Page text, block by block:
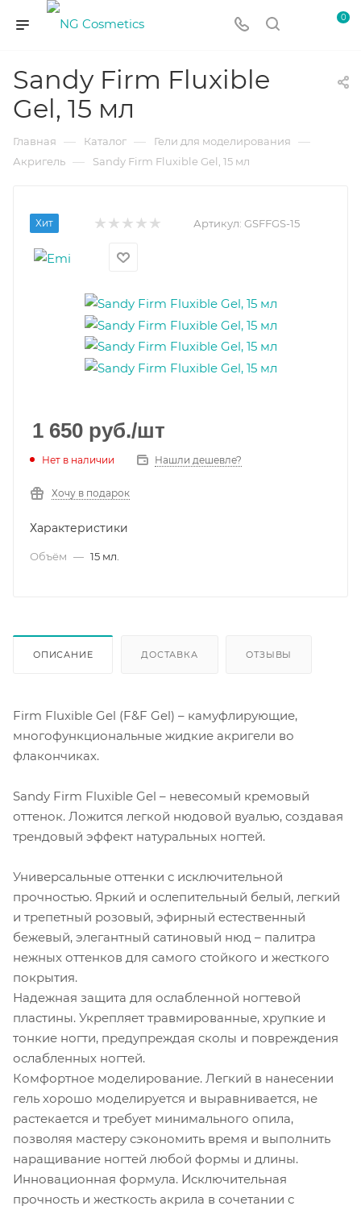
0
Sandy Firm Fluxible
Gel, 15 мл
Главная — Каталог — Гели для моделирования —
Акригель — Sandy Firm Fluxible Gel, 15 мл
Хит Артикул: GSFFGS-15
1 650 руб./шт
Нет в наличии Нашли дешевле?
Хочу в подарок
Характеристики
Объём — 15 мл.
ОПИСАНИЕ ДОСТАВКА ОТЗЫВЫ
Firm Fluxible Gel (F&F Gel) – камуфлирующие,
многофункциональные жидкие акригели во
флакончиках.
Sandy Firm Fluxible Gel – невесомый кремовый
оттенок. Ложится легкой нюдовой вуалью, создавая
трендовый эффект натуральных ногтей.
Универсальные оттенки с исключительной
прочностью. Яркий и ослепительный белый, легкий
и трепетный розовый, эфирный естественный
бежевый, элегантный сатиновый нюд – палитра
нежных оттенков для самого стойкого и жесткого
покрытия.
Надежная защита для ослабленной ногтевой
пластины. Укрепляет травмированные, хрупкие и
тонкие ногти, предупреждая сколы и повреждения
ослабленных ногтей.
Комфортное моделирование. Легкий в нанесении
гель хорошо моделируется и выравнивается, не
растекается и требует минимального опила,
позволяя мастеру сэкономить время и выполнить
наращивание ногтей любой формы и длины.
Инновационная формула. Исключительная
прочность и жесткость акрила в сочетании с